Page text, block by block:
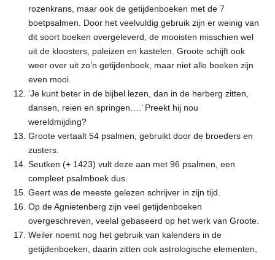
rozenkrans, maar ook de getijdenboeken met de 7
boetpsalmen. Door het veelvuldig gebruik zijn er weinig van
dit soort boeken overgeleverd, de mooisten misschien wel
uit de kloosters, paleizen en kastelen. Groote schijft ook
weer over uit zo’n getijdenboek, maar niet alle boeken zijn
even mooi.
‘Je kunt beter in de bijbel lezen, dan in de herberg zitten,
dansen, reien en springen….’ Preekt hij nou
wereldmijding?
Groote vertaalt 54 psalmen, gebruikt door de broeders en
zusters.
Seutken (+ 1423) vult deze aan met 96 psalmen, een
compleet psalmboek dus.
Geert was de meeste gelezen schrijver in zijn tijd.
Op de Agnietenberg zijn veel getijdenboeken
overgeschreven, veelal gebaseerd op het werk van Groote.
Weiler noemt nog het gebruik van kalenders in de
getijdenboeken, daarin zitten ook astrologische elementen,